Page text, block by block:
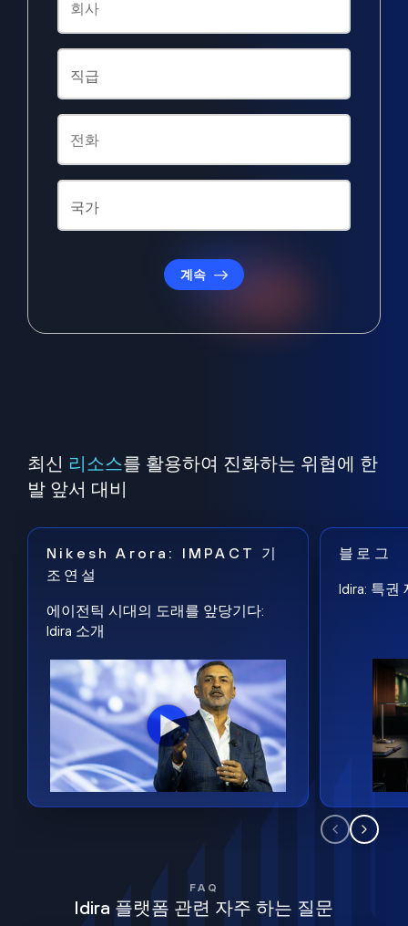
계속
최신 리소스를 활용하여 진화하는 위협에 한
발 앞서 대비
Nikesh Arora: IMPACT 기
조연설
에이전틱 시대의 도래를 앞당기다:
Idira 소개
블로그
Idira: 특권
FAQ
Idira 플랫폼 관련 자주 하는 질문